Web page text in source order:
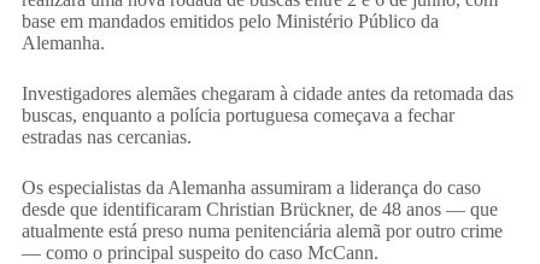
base em mandados emitidos pelo Ministério Público da
Alemanha.
Investigadores alemães chegaram à cidade antes da retomada das
buscas, enquanto a polícia portuguesa começava a fechar
estradas nas cercanias.
Os especialistas da Alemanha assumiram a liderança do caso
desde que identificaram Christian Brückner, de 48 anos — que
atualmente está preso numa penitenciária alemã por outro crime
— como o principal suspeito do caso McCann.